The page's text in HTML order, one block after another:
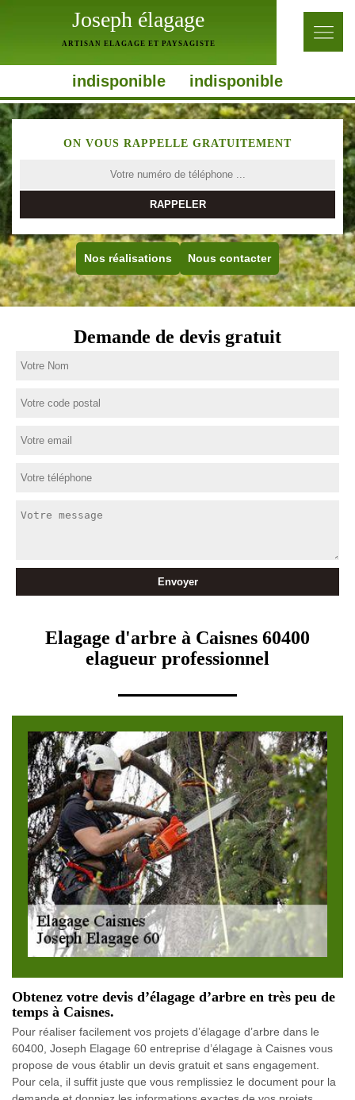
Joseph élagage
ARTISAN ELAGAGE ET PAYSAGISTE
indisponible indisponible
ON VOUS RAPPELLE GRATUITEMENT
Nos réalisations Nous contacter
Demande de devis gratuit
Elagage d'arbre à Caisnes 60400
elagueur professionnel
Obtenez votre devis d’élagage d’arbre en très peu de
temps à Caisnes.
Pour réaliser facilement vos projets d’élagage d’arbre dans le
60400, Joseph Elagage 60 entreprise d’élagage à Caisnes vous
propose de vous établir un devis gratuit et sans engagement.
Pour cela, il suffit juste que vous remplissiez le document pour la